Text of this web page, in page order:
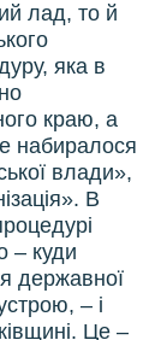
лад, то й
яка в
краю, а
набиралося
влади»,
В
– куди
державної
– і
Це –